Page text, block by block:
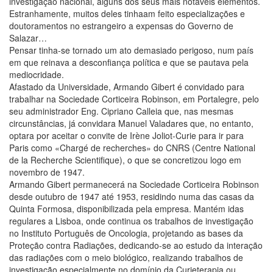
Estranhamente, muitos deles tinhaam feito especializações e
doutoramentos no estrangeiro a expensas do Governo de
Salazar…
Pensar tinha-se tornado um ato demasiado perigoso, num país
em que reinava a desconfiança política e que se pautava pela
mediocridade.
Afastado da Universidade, Armando Gibert é convidado para
trabalhar na Sociedade Corticeira Robinson, em Portalegre, pelo
seu administrador Eng. Cipriano Calleia que, nas mesmas
circunstâncias, já convidara Manuel Valadares que, no entanto,
optara por aceitar o convite de Irène Joliot-Curie para ir para
Paris como «Chargé de recherches» do CNRS (Centre National
de la Recherche Scientifique), o que se concretizou logo em
novembro de 1947.
Armando Gibert permanecerá na Sociedade Corticeira Robinson
desde outubro de 1947 até 1953, residindo numa das casas da
Quinta Formosa, disponibilizada pela empresa. Mantém idas
regulares a Lisboa, onde continua os trabalhos de investigação
no Instituto Português de Oncologia, projetando as bases da
Proteção contra Radiações, dedicando-se ao estudo da interação
das radiações com o meio biológico, realizando trabalhos de
investigação especialmente no domínio da Curieterapia ou